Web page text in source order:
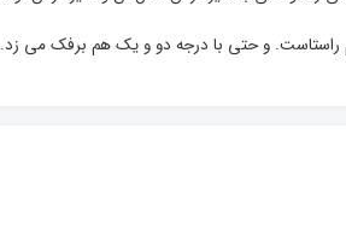
راستاست. و حتی با درجه دو و یک هم برفک می زد.